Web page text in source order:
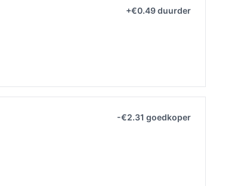
+€0.49 duurder
-€2.31 goedkoper